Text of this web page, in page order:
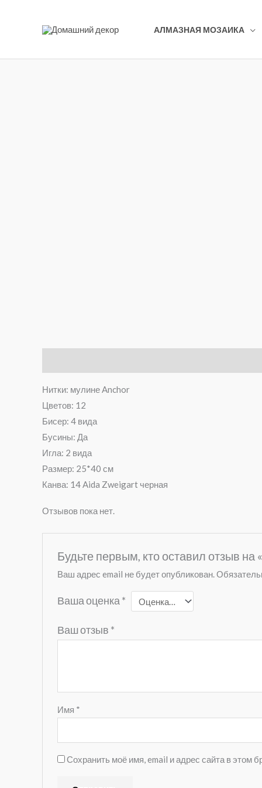
АЛМАЗНАЯ МОЗАИКА
Нитки: мулине Anchor
Цветов: 12
Бисер: 4 вида
Бусины: Да
Игла: 2 вида
Размер: 25*40 см
Канва: 14 Aida Zweigart черная
Отзывов пока нет.
Будьте первым, кто оставил отзыв
Ваш адрес email не будет опубликован.
Ваша оценка *
Ваш отзыв *
Имя *
Сохранить моё имя, email и адрес сайта в этом